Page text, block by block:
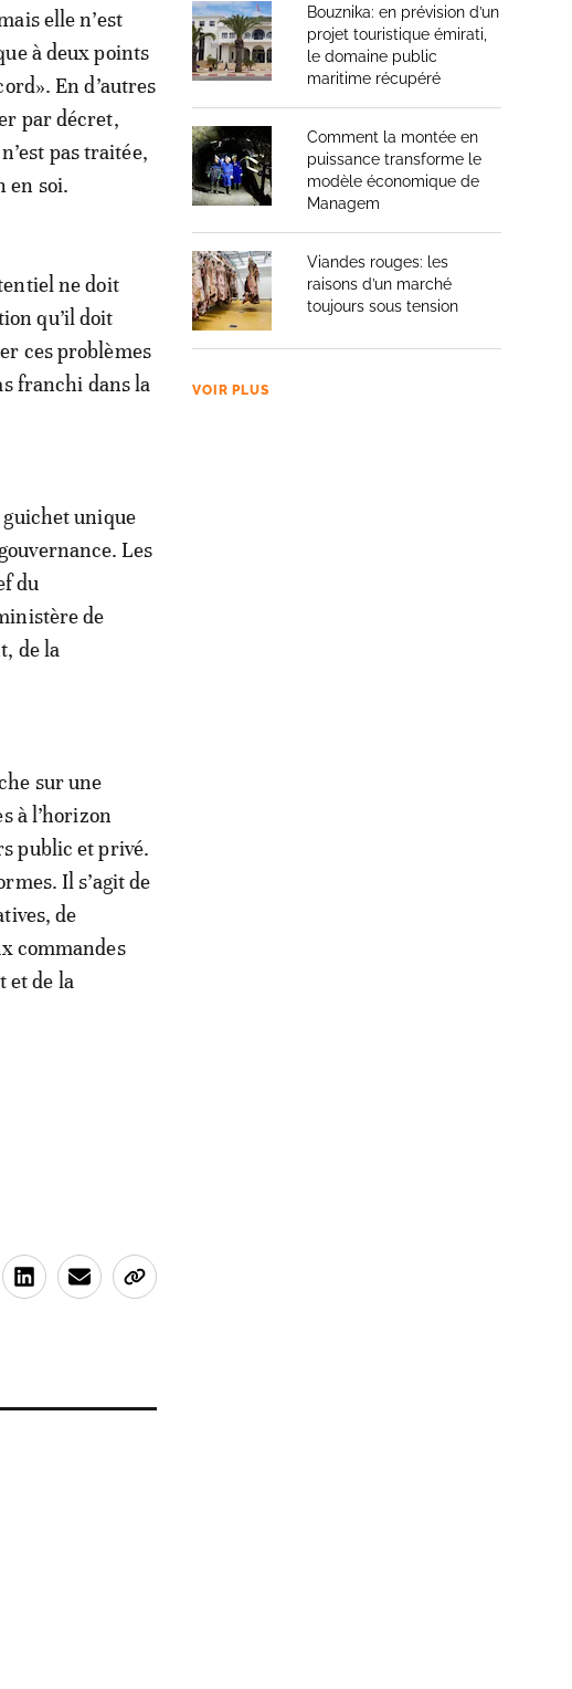
elle n’est
à deux points
En d’autres
par décret,
pas traitée,
en soi.
ne doit
qu’il doit
ces problèmes
franchi dans la
unique
Les
du
de
de la
sur une
à l’horizon
public et privé.
Il s’agit de
de
commandes
et de la
Bouznika: en prévision d’un
projet touristique émirati,
le domaine public
maritime récupéré
Comment la montée en
puissance transforme le
modèle économique de
Managem
Viandes rouges: les
raisons d’un marché
toujours sous tension
VOIR PLUS